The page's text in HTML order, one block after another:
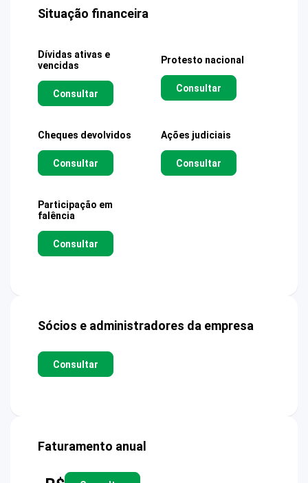
Situação financeira
Dívidas ativas e
vencidas
Consultar
Protesto nacional
Consultar
Cheques devolvidos
Consultar
Ações judiciais
Consultar
Participação em
falência
Consultar
Sócios e administradores da empresa
Consultar
Faturamento anual